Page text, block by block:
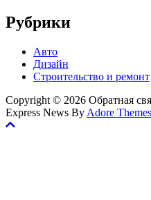
Рубрики
Авто
Дизайн
Строительство и ремонт
Copyright © 2026 Обратная
Express News By Adore Themes